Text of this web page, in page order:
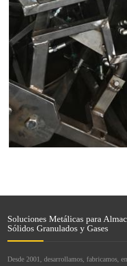
Soluciones Metálicas para
Sólidos Granulados y Gases
Desde 2001, desarrollamos, fabricamos,